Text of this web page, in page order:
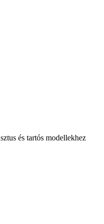
és tartós modellekhez